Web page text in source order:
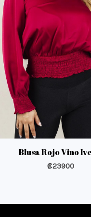
Blusa Rojo Vino
₡23900